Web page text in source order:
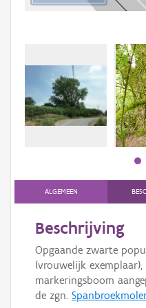
ALGEMEEN
Beschrijving
Opgaande zwarte
(vrouwelijk
markeringsboom
de zgn.